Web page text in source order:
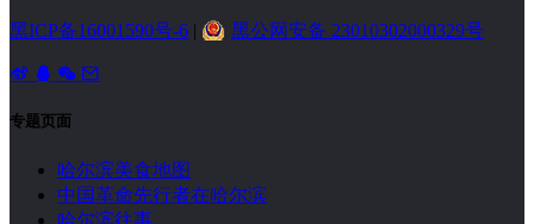
黑ICP备16001590号-6 | 黑公网安备 23010302000329号
专题页面
哈尔滨美食地图
中国革命先行者在哈尔滨